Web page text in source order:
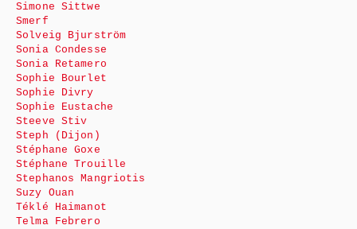
Simone Sittwe
Smerf
Solveig Bjurström
Sonia Condesse
Sonia Retamero
Sophie Bourlet
Sophie Divry
Sophie Eustache
Steeve Stiv
Steph (Dijon)
Stéphane Goxe
Stéphane Trouille
Stephanos Mangriotis
Suzy Ouan
Téklé Haimanot
Telma Febrero